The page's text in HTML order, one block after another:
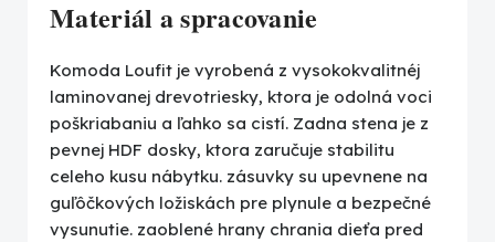
Materiál a spracovanie
Komoda Loufit je vyrobená z vysokokvalitnéj
laminovanej drevotriesky, ktora je odolná voci
poškriabaniu a ľahko sa cistí. Zadna stena je z
pevnej HDF dosky, ktora zaručuje stabilitu
celeho kusu nábytku. zásuvky su upevnene na
guľôčkových ložiskách pre plynule a bezpečné
vysunutie. zaoblené hrany chrania dieťa pred